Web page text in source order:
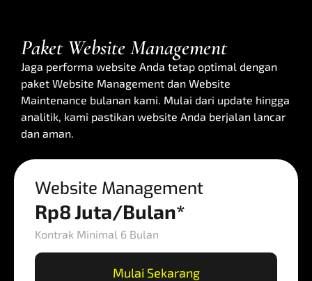
Paket Website Management
Jaga performa website Anda tetap optimal dengan
paket Website Management dan Website
Maintenance bulanan kami. Mulai dari update hingga
analitik, kami pastikan website Anda berjalan lancar
dan aman.
Website Management
Rp8 Juta/Bulan*
Kontrak Minimal 6 Bulan
Mulai Sekarang